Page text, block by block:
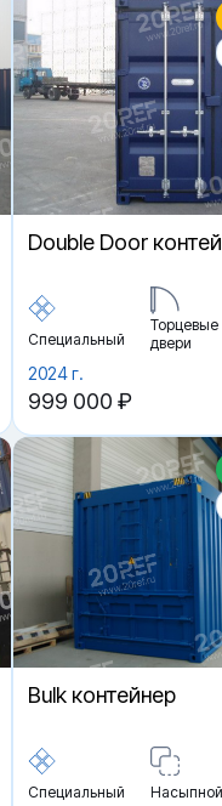
Double Door
Специальный
Торцевые
двери
2024 г.
999 000 ₽
Bulk контейнер
Специальный Насыпной